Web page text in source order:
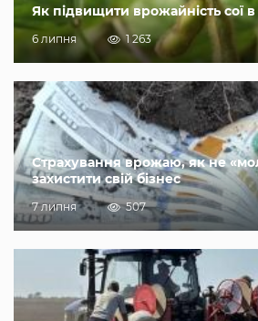
Як підвищити врожайність сої в
6 липня 1 263
Страхування врожаю, як не
захистити свій бізнес
7 липня 507